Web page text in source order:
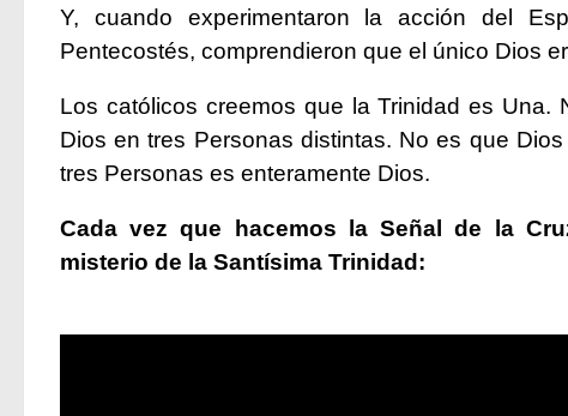
Y, cuando experimentaron la acción del
Pentecostés, comprendieron que el único Dios
Los católicos creemos que la Trinidad es
Dios en tres Personas distintas. No es que
tres Personas es enteramente Dios.
Cada vez que hacemos la Señal de la
misterio de la Santísima Trinidad: